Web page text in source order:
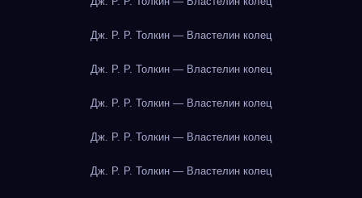
Дж. Р. Р. Толкин — Властелин колец
Дж. Р. Р. Толкин — Властелин колец
Дж. Р. Р. Толкин — Властелин колец
Дж. Р. Р. Толкин — Властелин колец
Дж. Р. Р. Толкин — Властелин колец